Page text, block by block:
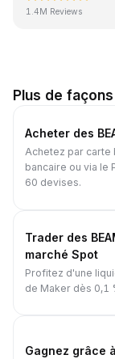
1.4M Reviews
Plus de
Acheter des
Achetez par carte
bancaire ou via le
60 devises.
Trader des
marché Spot
Profitez d'une
de Maker dès 0,1
Gagnez grâce